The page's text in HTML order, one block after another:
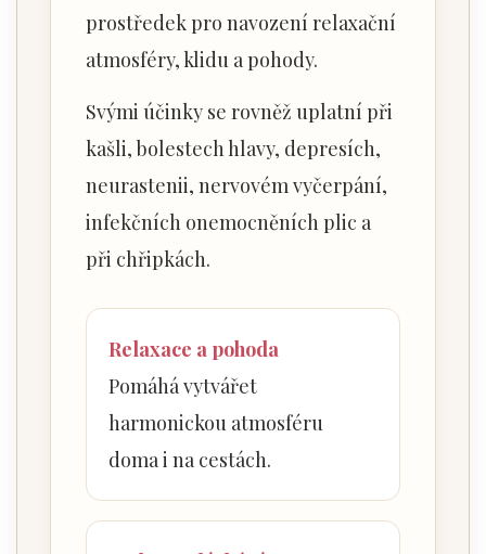
prostředek pro navození relaxační
atmosféry, klidu a pohody.
Svými účinky se rovněž uplatní při
kašli, bolestech hlavy, depresích,
neurastenii, nervovém vyčerpání,
infekčních onemocněních plic a
při chřipkách.
Relaxace a pohoda
Pomáhá vytvářet
harmonickou atmosféru
doma i na cestách.